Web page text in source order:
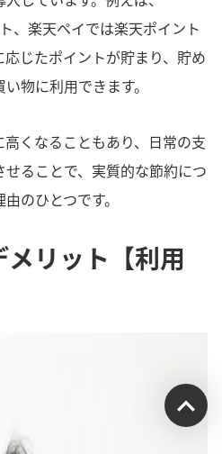
、楽天ペイでは楽天ポイント
じたポイントが貯まり、貯め
物に利用できます。
くなることもあり、日常の支
ることで、実質的な節約につ
のひとつです。
リット【利用